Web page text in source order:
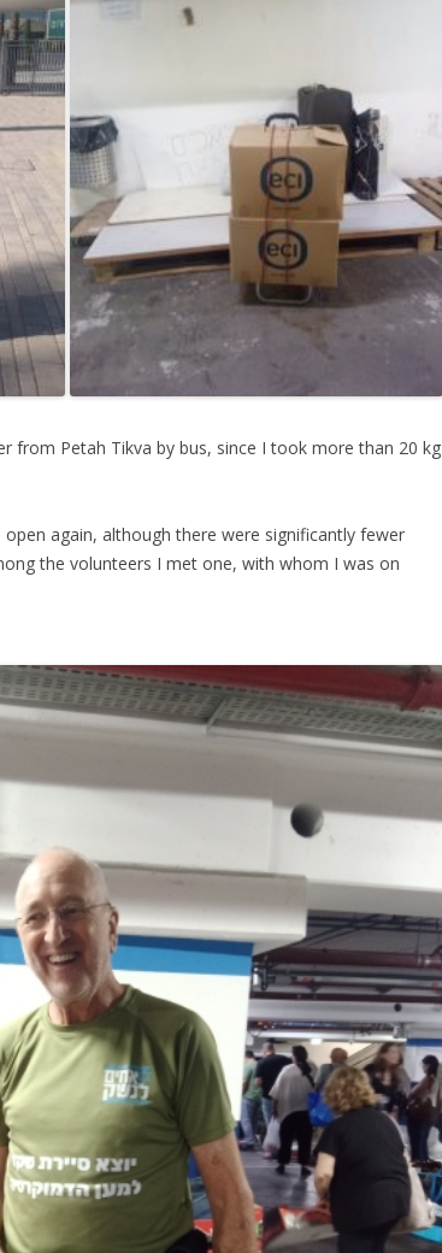
from Petah Tikva by bus, since I took more than 20 kg
again, although there were significantly fewer
the volunteers I met one, with whom I was on